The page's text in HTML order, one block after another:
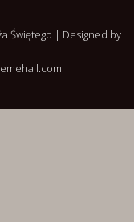
Świętego | Designed by